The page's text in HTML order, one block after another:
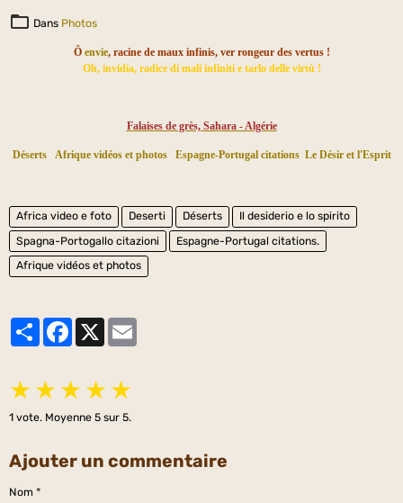
Dans Photos
Ô envie, racine de maux infinis, ver rongeur des vertus !
Oh, invidia, radice di mali infiniti e tarlo delle virtù !
Falaises de grès, Sahara - Algérie
Déserts Afrique vidéos et photos Espagne-Portugal citations Le Désir et l'Esprit
Africa video e foto Deserti Déserts
Il desiderio e lo spirito
Spagna-Portogallo citazioni
Espagne-Portugal citations.
Afrique vidéos et photos
PartagerFacebook
★ ★ ★ ★ ★
1 vote. Moyenne 5 sur 5.
Ajouter un commentaire
Nom